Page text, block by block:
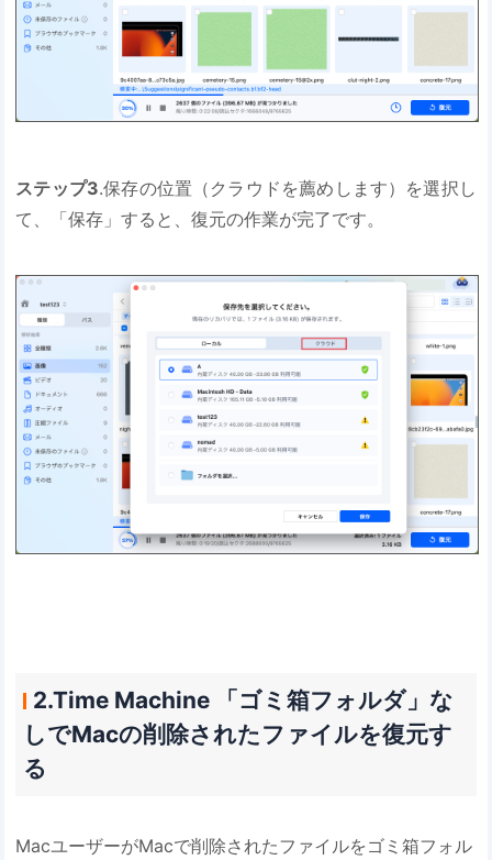
ステップ3.保存の位置（クラウドを薦めします）を選択し
て、「保存」すると、復元の作業が完了です。
2.Time Machine 「ゴミ箱フォルダ」な
しでMacの削除されたファイルを復元す
る
MacユーザーがMacで削除されたファイルをゴミ箱フォル